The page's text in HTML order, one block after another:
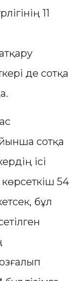
11
де сотқа
сотқа
ісі
54
бұл